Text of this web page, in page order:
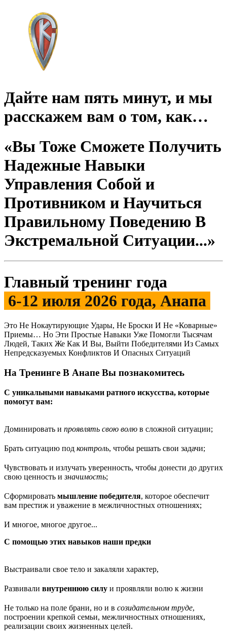
Дайте нам пять минут, и мы
расскажем вам о том, как…
«Вы Тоже Сможете Получить
Надежные Навыки
Управления Собой и
Противником и Научиться
Правильному Поведению В
Экстремальной Ситуации...»
Главный тренинг года
6-12 июля 2026 года, Анапа
Это Не Нокаутирующие Удары, Не Броски И Не «Коварные»
Приемы… Но Эти Простые Навыки Уже Помогли Тысячам
Людей, Таких Же Как И Вы, Выйти Победителями Из Самых
Непредсказуемых Конфликтов И Опасных Ситуаций
На Тренинге В Анапе Вы познакомитесь
С уникальными навыками ратного искусства, которые
помогут вам:
Доминировать и проявлять свою волю в сложной ситуации;
Брать ситуацию под контроль, чтобы решать свои задачи;
Чувствовать и излучать уверенность, чтобы донести до других
свою ценность изначимость;
Сформировать мышление победителя, которое обеспечит
вам престиж и уважение в межличностных отношениях;
И многое, многое другое...
С помощью этих навыков наши предки
Выстраивали свое тело и закаляли характер,
Развивали внутреннюю силу и проявляли волю к жизни
Не только на поле брани, но и в созидательном труде,
построении крепкой семьи, межличностных отношениях,
реализации своих жизненных целей.